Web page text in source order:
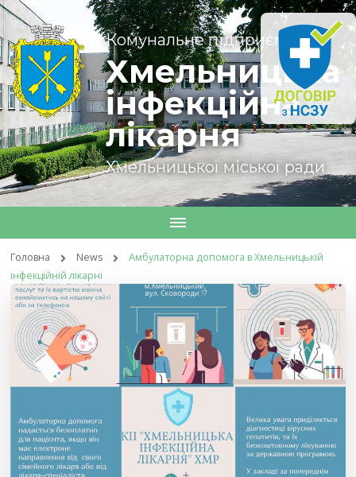
Комунальне підприємство
Хмельницька
інфекційна
лікарня
Хмельницької міської ради
Головна News
Амбулаторна допомога в Хмельницькій
інфекційній лікарні